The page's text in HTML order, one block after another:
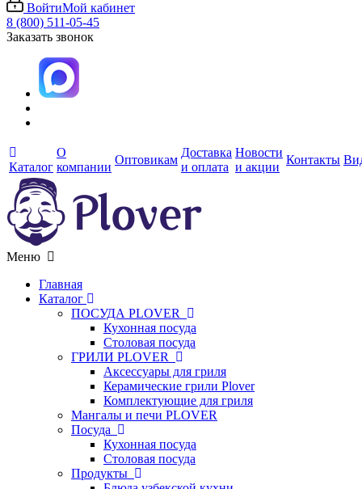
ВойтиМой кабинет
8 (800) 511-05-45
Заказать звонок
Каталог
О
компании
Оптовикам
Доставка
и оплата
Новости
и акции
Контакты
Меню
Главная
Каталог
ПОСУДА PLOVER
Кухонная посуда
Столовая посуда
ГРИЛИ PLOVER
Аксессуары для гриля
Керамические грили Plover
Комплектующие для гриля
Мангалы и печи PLOVER
Посуда
Кухонная посуда
Столовая посуда
Продукты